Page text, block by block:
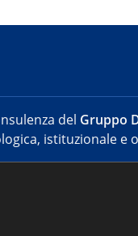
del Gruppo
istituzionale e